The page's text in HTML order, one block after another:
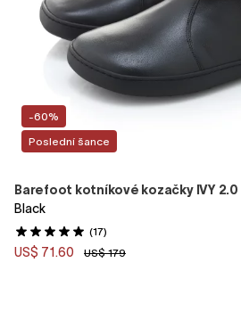
-60%
Poslední šance
Barefoot kotníkové kozačky IVY 2.0
Black
(17)
US$ 71.60 US$ 179